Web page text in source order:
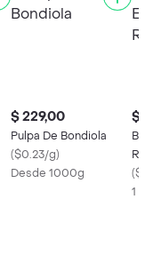
$ 229,00
Pulpa De Bondiola
($0.23/g)
Desde 1000g
$
(
1 X